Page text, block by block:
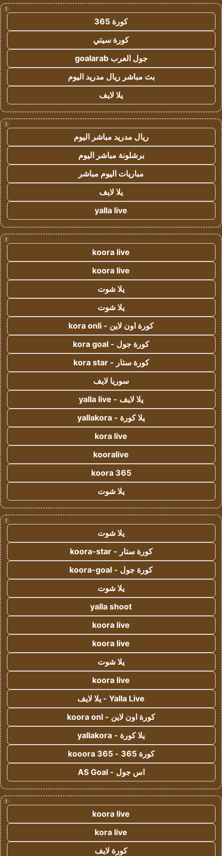
!
كورة 365
كورة سيتي
جول العرب goalarab
بث مباشر ريال مدريد اليوم
يلا لايف
!
ريال مدريد مباشر اليوم
برشلونة مباشر اليوم
مباريات اليوم مباشر
يلا لايف
yalla live
!
koora live
koora live
يلا شوت
يلا شوت
كورة اون لاين - kora onli
كورة جول - kora goal
كورة ستار - kora star
سوريا لايف
يلا لايف - yalla live
يلا كورة - yallakora
kora live
kooralive
koora 365
يلا شوت
!
يلا شوت
كورة ستار - koora-star
كورة جول - koora-goal
يلا شوت
yalla shoot
koora live
koora live
يلا شوت
koora live
Yalla Live - يلا لايف
كورة اون لاين - koora onl
يلا كورة - yallakora
كورة 365 - kooora 365
اس جول - AS Goal
!
koora live
kora live
كورة لايف